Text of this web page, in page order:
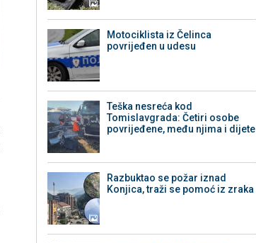
Motociklista iz Čelinca
povrijeđen u udesu
Teška nesreća kod
Tomislavgrada: Četiri osobe
povrijeđene, među njima i dijete
Razbuktao se požar iznad
Konjica, traži se pomoć iz zraka